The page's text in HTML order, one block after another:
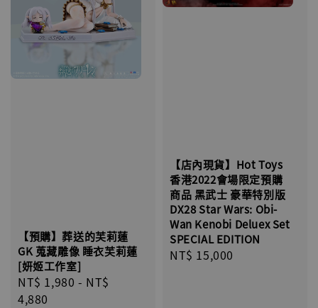
【預購】葬送的芙莉蓮
GK 蒐藏雕像 睡衣芙莉蓮
[妍姬工作室]
Regular
price
NT$ 1,980 - NT$
4,880
【店內現貨】Hot Toys
香港2022會場限定預購
商品 黑武士 豪華特別版
DX28 Star Wars: Obi-
Wan Kenobi Deluex Set
SPECIAL EDITION
Regular
NT$ 15,000